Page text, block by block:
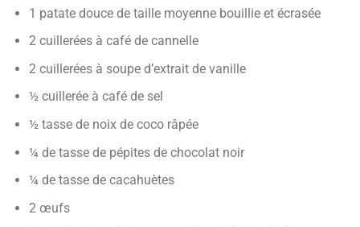
1 patate douce de taille moyenne bouillie et écrasée
2 cuillerées à café de cannelle
2 cuillerées à soupe d’extrait de vanille
½ cuillerée à café de sel
½ tasse de noix de coco râpée
¼ de tasse de pépites de chocolat noir
¼ de tasse de cacahuètes
2 œufs